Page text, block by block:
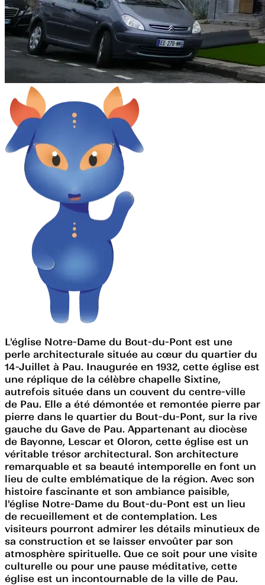
L'église Notre-Dame du Bout-du-Pont est une
perle architecturale située au cœur du quartier du
14-Juillet à Pau. Inaugurée en 1932, cette église est
une réplique de la célèbre chapelle Sixtine,
autrefois située dans un couvent du centre-ville
de Pau. Elle a été démontée et remontée pierre par
pierre dans le quartier du Bout-du-Pont, sur la rive
gauche du Gave de Pau. Appartenant au diocèse
de Bayonne, Lescar et Oloron, cette église est un
véritable trésor architectural. Son architecture
remarquable et sa beauté intemporelle en font un
lieu de culte emblématique de la région. Avec son
histoire fascinante et son ambiance paisible,
l'église Notre-Dame du Bout-du-Pont est un lieu
de recueillement et de contemplation. Les
visiteurs pourront admirer les détails minutieux de
sa construction et se laisser envoûter par son
atmosphère spirituelle. Que ce soit pour une visite
culturelle ou pour une pause méditative, cette
église est un incontournable de la ville de Pau.